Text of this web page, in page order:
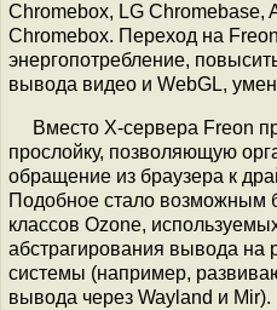
Chromebox, LG Chromebase,
Chromebox. Переход на
энергопотребление,
вывода видео и WebGL,
Вместо X-сервера Freon
прослойку, позволяющую
обращение из браузера к
Подобное стало возможным
классов Ozone,
абстрагирования вывода на
системы (например,
вывода через Wayland и